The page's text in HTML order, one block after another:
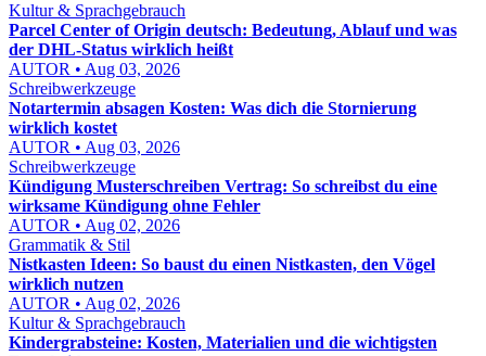
Kultur & Sprachgebrauch
Parcel Center of Origin deutsch: Bedeutung, Ablauf und was
der DHL-Status wirklich heißt
AUTOR • Aug 03, 2026
Schreibwerkzeuge
Notartermin absagen Kosten: Was dich die Stornierung
wirklich kostet
AUTOR • Aug 03, 2026
Schreibwerkzeuge
Kündigung Musterschreiben Vertrag: So schreibst du eine
wirksame Kündigung ohne Fehler
AUTOR • Aug 02, 2026
Grammatik & Stil
Nistkasten Ideen: So baust du einen Nistkasten, den Vögel
wirklich nutzen
AUTOR • Aug 02, 2026
Kultur & Sprachgebrauch
Kindergrabsteine: Kosten, Materialien und die wichtigsten